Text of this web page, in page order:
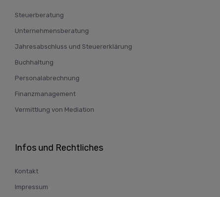
Steuerberatung
Unternehmensberatung
Jahresabschluss und Steuererklärung
Buchhaltung
Personalabrechnung
Finanzmanagement
Vermittlung von Mediation
Infos und Rechtliches
Kontakt
Impressum